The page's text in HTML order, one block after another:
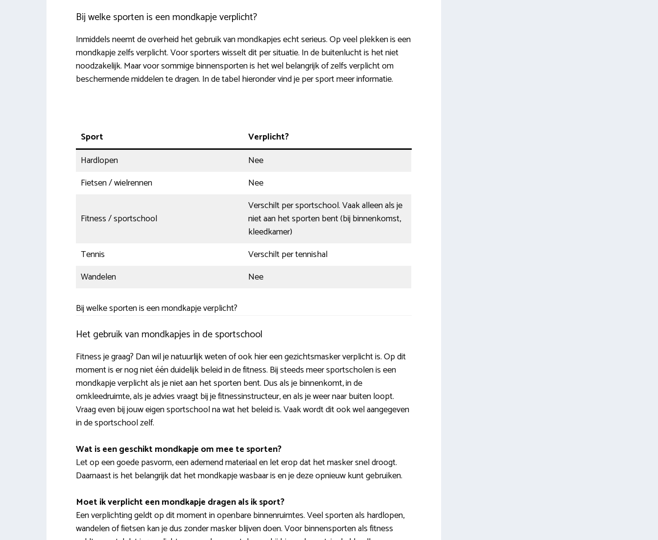
Bij welke sporten is een mondkapje verplicht?
Inmiddels neemt de overheid het gebruik van mondkapjes echt serieus. Op veel plekken is een
mondkapje zelfs verplicht. Voor sporters wisselt dit per situatie. In de buitenlucht is het niet
noodzakelijk. Maar voor sommige binnensporten is het wel belangrijk of zelfs verplicht om
beschermende middelen te dragen. In de tabel hieronder vind je per sport meer informatie.
Sport
Verplicht?
Hardlopen
Nee
Fietsen / wielrennen
Nee
Fitness / sportschool
Verschilt per sportschool. Vaak alleen als je
niet aan het sporten bent (bij binnenkomst,
kleedkamer)
Tennis
Verschilt per tennishal
Wandelen
Nee
Bij welke sporten is een mondkapje verplicht?
Het gebruik van mondkapjes in de sportschool
Fitness je graag? Dan wil je natuurlijk weten of ook hier een gezichtsmasker verplicht is. Op dit
moment is er nog niet één duidelijk beleid in de fitness. Bij steeds meer sportscholen is een
mondkapje verplicht als je niet aan het sporten bent. Dus als je binnenkomt, in de
omkleedruimte, als je advies vraagt bij je fitnessinstructeur, en als je weer naar buiten loopt.
Vraag even bij jouw eigen sportschool na wat het beleid is. Vaak wordt dit ook wel aangegeven
in de sportschool zelf.
Wat is een geschikt mondkapje om mee te sporten?
Let op een goede pasvorm, een ademend materiaal en let erop dat het masker snel droogt.
Daarnaast is het belangrijk dat het mondkapje wasbaar is en je deze opnieuw kunt gebruiken.
Moet ik verplicht een mondkapje dragen als ik sport?
Een verplichting geldt op dit moment in openbare binnenruimtes. Veel sporten als hardlopen,
wandelen of fietsen kan je dus zonder masker blijven doen. Voor binnensporten als fitness